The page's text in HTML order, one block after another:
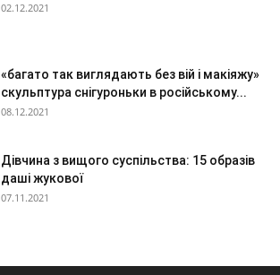
02.12.2021
«багато так виглядають без вій і макіяжу»
скульптура снігуроньки в російському...
08.12.2021
Дівчина з вищого суспільства: 15 образів
даші жукової
07.11.2021